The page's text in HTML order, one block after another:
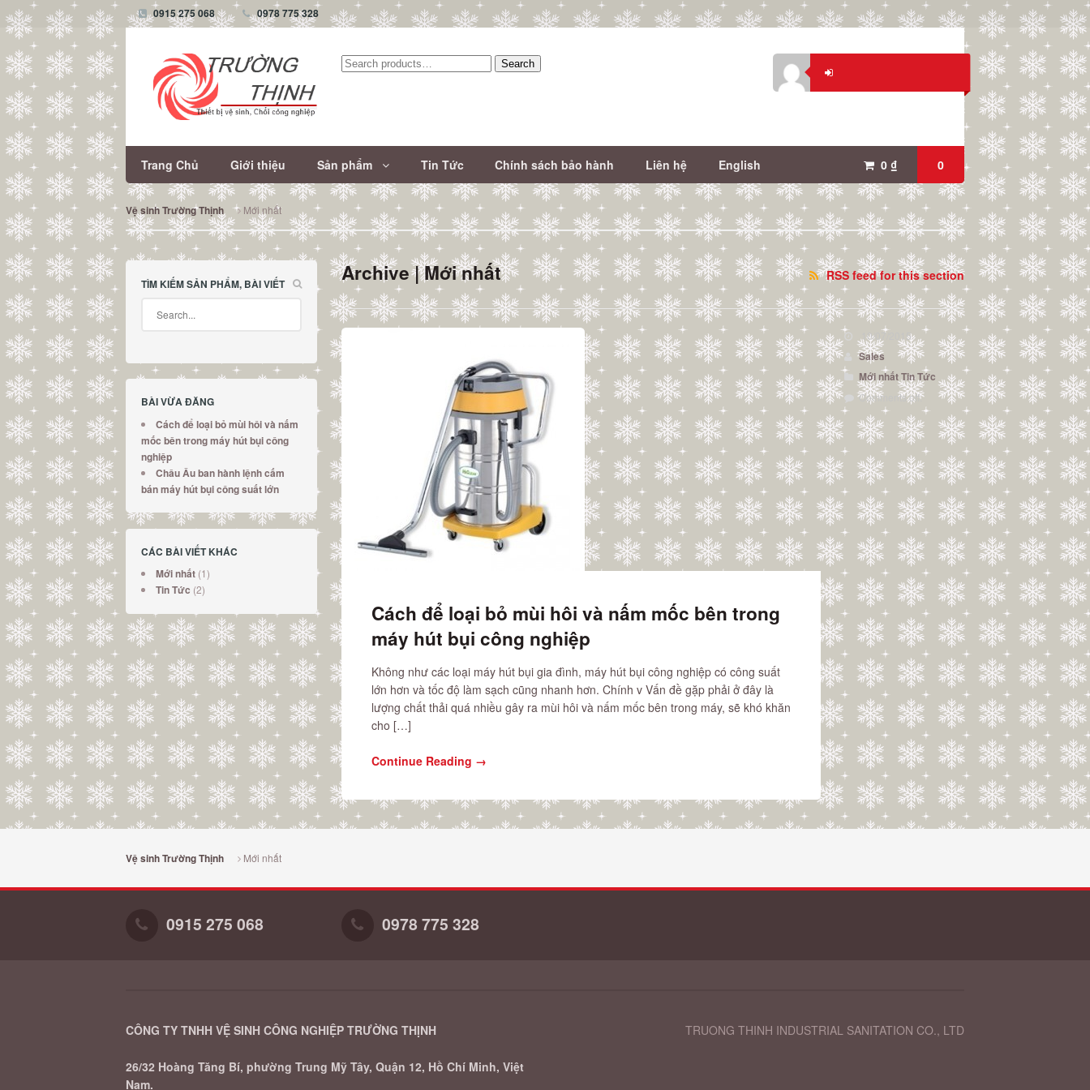
0915 275 068 0978 775 328
Tìm
Search
0 ₫ 0
Trang Chủ Giới thiệu Sản phẩm Tin Tức Chính sách bảo hành Liên hệ English
Vệ sinh Trường Thịnh Mới nhất
Archive | Mới nhất RSS feed for this section
Cách để loại bỏ mùi hôi và nấm mốc bên trong
máy hút bụi công nghiệp
Không như các loại máy hút bụi gia đình, máy hút bụi công nghiệp có công suất
lớn hơn và tốc độ làm sạch cũng nhanh hơn. Chính v Vấn đề gặp phải ở đây là
lượng chất thải quá nhiều gây ra mùi hôi và nấm mốc bên trong máy, sẽ khó khăn
cho […]
Continue Reading →
10/07/2015
Sales
Mới nhấtTin Tức
Comments off.
TÌM KIẾM SẢN PHẨM, BÀI VIẾT
BÀI VỪA ĐĂNG
Cách để loại bỏ mùi hôi và nấm
mốc bên trong máy hút bụi công
nghiệp
Châu Âu ban hành lệnh cấm
bán máy hút bụi công suất lớn
CÁC BÀI VIẾT KHÁC
Mới nhất (1)
Tin Tức (2)
Vệ sinh Trường Thịnh Mới nhất
0915 275 068 0978 775 328
CÔNG TY TNHH VỆ SINH CÔNG NGHIỆP TRƯỜNG THỊNH
26/32 Hoàng Tăng Bí, phường Trung Mỹ Tây, Quận 12, Hồ Chí Minh, Việt
Nam.
TRUONG THINH INDUSTRIAL SANITATION CO., LTD